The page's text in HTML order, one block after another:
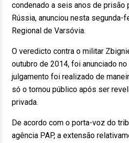
condenado a seis anos de prisão
Rússia, anunciou nesta segunda-
Regional de Varsóvia.
O veredicto contra o militar
outubro de 2014, foi anunciado
julgamento foi realizado de
só o tornou público após ser
privada.
De acordo com o porta-voz do
agência PAP, a extensão